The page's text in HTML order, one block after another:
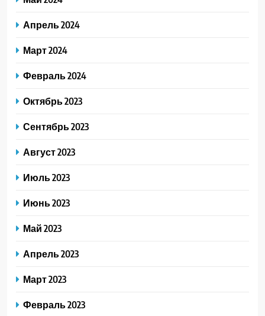
Апрель 2024
Март 2024
Февраль 2024
Октябрь 2023
Сентябрь 2023
Август 2023
Июль 2023
Июнь 2023
Май 2023
Апрель 2023
Март 2023
Февраль 2023